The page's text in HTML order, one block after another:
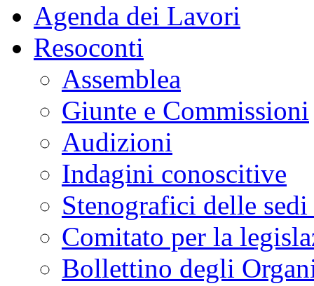
Agenda dei Lavori
Resoconti
Assemblea
Giunte e Commissioni
Audizioni
Indagini conoscitive
Stenografici delle
Comitato per la
Bollettino degli